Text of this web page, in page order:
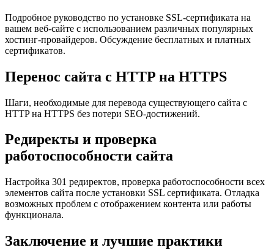
Подробное руководство по установке SSL-сертификата на
вашем веб-сайте с использованием различных популярных
хостинг-провайдеров. Обсуждение бесплатных и платных
сертификатов.
Перенос сайта с HTTP на HTTPS
Шаги, необходимые для перевода существующего сайта с
HTTP на HTTPS без потери SEO-достижений.
Редиректы и проверка
работоспособности сайта
Настройка 301 редиректов, проверка работоспособности всех
элементов сайта после установки SSL сертификата. Отладка
возможных проблем с отображением контента или работы
функционала.
Заключение и лучшие практики